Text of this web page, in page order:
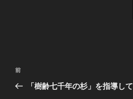
投
ナ
前
の
前
「樹齢七千年の杉」を指導して